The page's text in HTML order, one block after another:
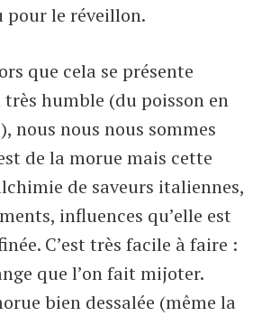
pour le réveillon.
que cela se présente
humble (du poisson en
nous nous nous sommes
de la morue mais cette
de saveurs italiennes,
influences qu’elle est
C’est très facile à faire :
que l’on fait mijoter.
bien dessalée (même la